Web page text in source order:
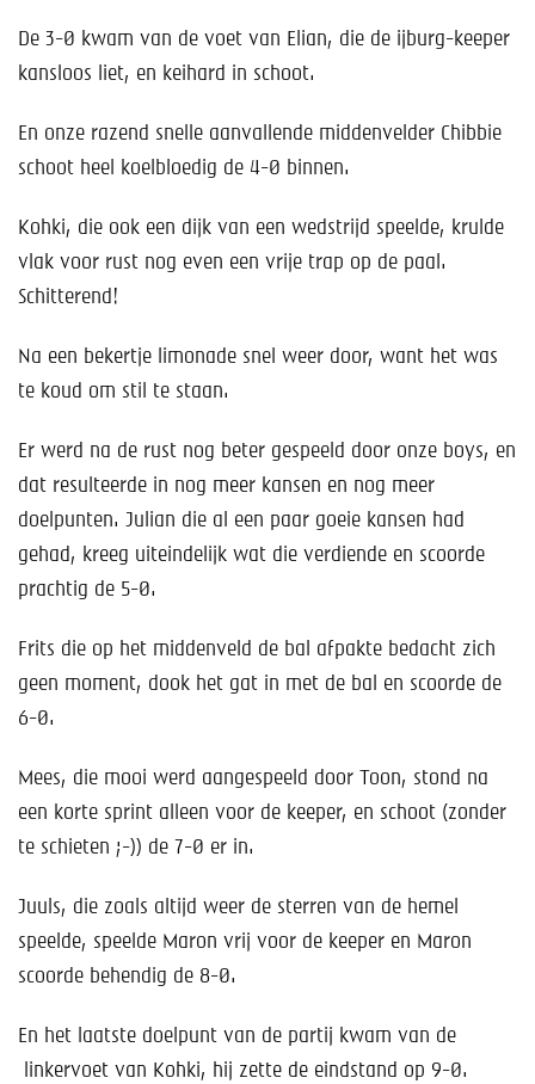
De 3-0 kwam van de voet van Elian, die de ijburg-keeper
kansloos liet, en keihard in schoot.
En onze razend snelle aanvallende middenvelder Chibbie
schoot heel koelbloedig de 4-0 binnen.
Kohki, die ook een dijk van een wedstrijd speelde, krulde
vlak voor rust nog even een vrije trap op de paal.
Schitterend!
Na een bekertje limonade snel weer door, want het was
te koud om stil te staan.
Er werd na de rust nog beter gespeeld door onze boys, en
dat resulteerde in nog meer kansen en nog meer
doelpunten. Julian die al een paar goeie kansen had
gehad, kreeg uiteindelijk wat die verdiende en scoorde
prachtig de 5-0.
Frits die op het middenveld de bal afpakte bedacht zich
geen moment, dook het gat in met de bal en scoorde de
6-0.
Mees, die mooi werd aangespeeld door Toon, stond na
een korte sprint alleen voor de keeper, en schoot (zonder
te schieten ;-)) de 7-0 er in.
Juuls, die zoals altijd weer de sterren van de hemel
speelde, speelde Maron vrij voor de keeper en Maron
scoorde behendig de 8-0.
En het laatste doelpunt van de partij kwam van de
linkervoet van Kohki, hij zette de eindstand op 9-0.